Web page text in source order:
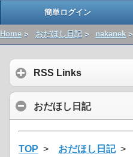
簡単ログイン
Home > おだほし日記> nakanek
RSS Links
おだほし日記
TOP > おだほし日記>